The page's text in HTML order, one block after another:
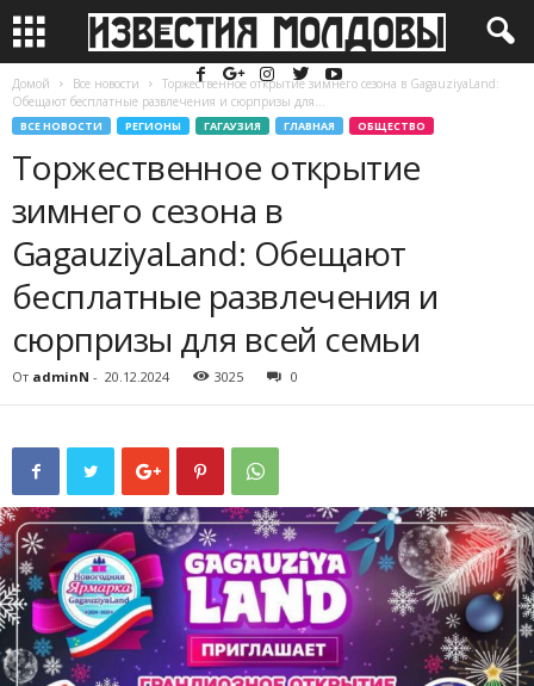
Домой Все новости
Торжественное открытие зимнего сезона в GagauziyaLand:
Обещают бесплатные развлечения и сюрпризы для...
ВСЕ НОВОСТИ РЕГИОНЫ ГАГАУЗИЯ ГЛАВНАЯ ОБЩЕСТВО
Торжественное открытие
зимнего сезона в
GagauziyaLand: Обещают
бесплатные развлечения и
сюрпризы для всей семьи
От adminN - 20.12.2024 3025 0